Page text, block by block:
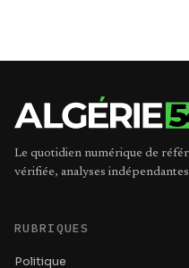
Le quotidien numérique de
vérifiée, analyses
RUBRIQUES
Politique